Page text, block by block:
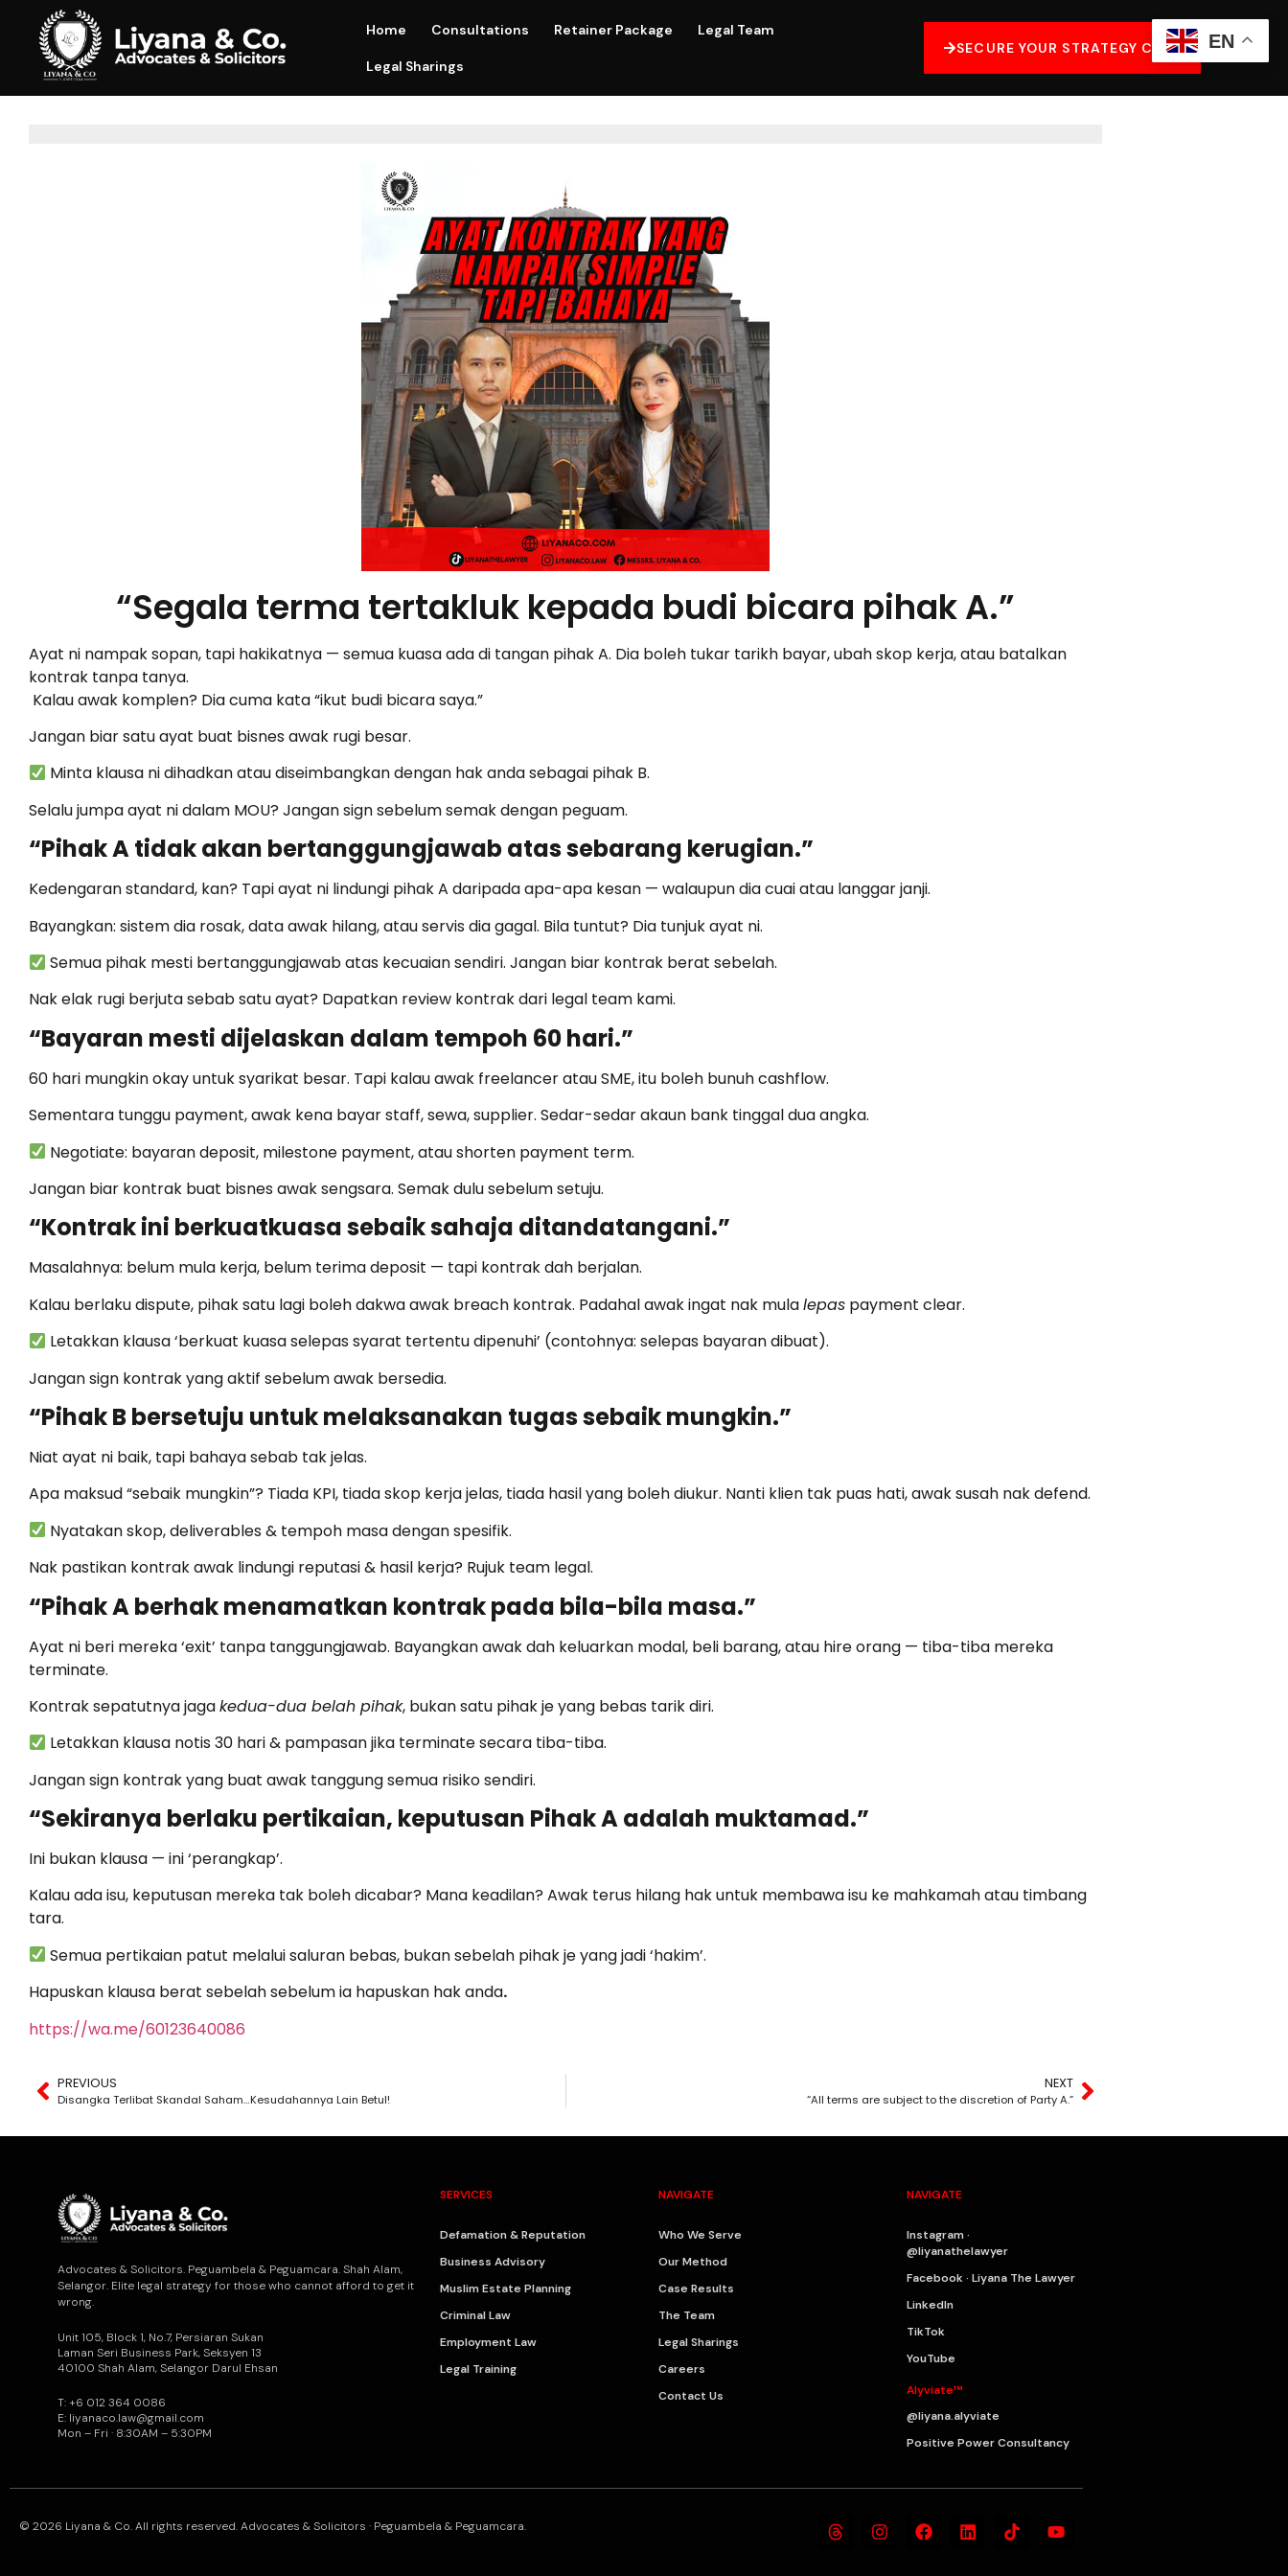
Home Consultations Retainer Package Legal Team
Legal Sharings
SECURE YOUR STRATEGY CALL
“Segala terma tertakluk kepada budi bicara pihak A.”
Ayat ni nampak sopan, tapi hakikatnya — semua kuasa ada di tangan pihak A. Dia boleh tukar tarikh bayar, ubah skop kerja, atau batalkan
kontrak tanpa tanya.
Kalau awak komplen? Dia cuma kata “ikut budi bicara saya.”
Jangan biar satu ayat buat bisnes awak rugi besar.
Minta klausa ni dihadkan atau diseimbangkan dengan hak anda sebagai pihak B.
Selalu jumpa ayat ni dalam MOU? Jangan sign sebelum semak dengan peguam.
“Pihak A tidak akan bertanggungjawab atas sebarang kerugian.”
Kedengaran standard, kan? Tapi ayat ni lindungi pihak A daripada apa-apa kesan — walaupun dia cuai atau langgar janji.
Bayangkan: sistem dia rosak, data awak hilang, atau servis dia gagal. Bila tuntut? Dia tunjuk ayat ni.
Semua pihak mesti bertanggungjawab atas kecuaian sendiri. Jangan biar kontrak berat sebelah.
Nak elak rugi berjuta sebab satu ayat? Dapatkan review kontrak dari legal team kami.
“Bayaran mesti dijelaskan dalam tempoh 60 hari.”
60 hari mungkin okay untuk syarikat besar. Tapi kalau awak freelancer atau SME, itu boleh bunuh cashflow.
Sementara tunggu payment, awak kena bayar staff, sewa, supplier. Sedar-sedar akaun bank tinggal dua angka.
Negotiate: bayaran deposit, milestone payment, atau shorten payment term.
Jangan biar kontrak buat bisnes awak sengsara. Semak dulu sebelum setuju.
“Kontrak ini berkuatkuasa sebaik sahaja ditandatangani.”
Masalahnya: belum mula kerja, belum terima deposit — tapi kontrak dah berjalan.
Kalau berlaku dispute, pihak satu lagi boleh dakwa awak breach kontrak. Padahal awak ingat nak mulalepas payment clear.
Letakkan klausa ‘berkuat kuasa selepas syarat tertentu dipenuhi’ (contohnya: selepas bayaran dibuat).
Jangan sign kontrak yang aktif sebelum awak bersedia.
“Pihak B bersetuju untuk melaksanakan tugas sebaik mungkin.”
Niat ayat ni baik, tapi bahaya sebab tak jelas.
Apa maksud “sebaik mungkin”? Tiada KPI, tiada skop kerja jelas, tiada hasil yang boleh diukur. Nanti klien tak puas hati, awak susah nak defend.
Nyatakan skop, deliverables & tempoh masa dengan spesifik.
Nak pastikan kontrak awak lindungi reputasi & hasil kerja? Rujuk team legal.
“Pihak A berhak menamatkan kontrak pada bila-bila masa.”
Ayat ni beri mereka ‘exit’ tanpa tanggungjawab. Bayangkan awak dah keluarkan modal, beli barang, atau hire orang — tiba-tiba mereka
terminate.
Kontrak sepatutnya jagakedua-dua belah pihak, bukan satu pihak je yang bebas tarik diri.
Letakkan klausa notis 30 hari & pampasan jika terminate secara tiba-tiba.
Jangan sign kontrak yang buat awak tanggung semua risiko sendiri.
“Sekiranya berlaku pertikaian, keputusan Pihak A adalah muktamad.”
Ini bukan klausa — ini ‘perangkap’.
Kalau ada isu, keputusan mereka tak boleh dicabar? Mana keadilan? Awak terus hilang hak untuk membawa isu ke mahkamah atau timbang
tara.
Semua pertikaian patut melalui saluran bebas, bukan sebelah pihak je yang jadi ‘hakim’.
Hapuskan klausa berat sebelah sebelum ia hapuskan hak anda.
https://wa.me/60123640086
PREVIOUS
Disangka Terlibat Skandal Saham…Kesudahannya Lain Betul!
NEXT
“All terms are subject to the discretion of Party A.”
Advocates & Solicitors. Peguambela & Peguamcara. Shah Alam,
Selangor. Elite legal strategy for those who cannot afford to get it
wrong.
Unit 105, Block 1, No.7, Persiaran Sukan
Laman Seri Business Park, Seksyen 13
40100 Shah Alam, Selangor Darul Ehsan
T: +6 012 364 0086
E: liyanaco.law@gmail.com
Mon – Fri · 8:30AM – 5:30PM
SERVICES
Defamation & Reputation
Business Advisory
Muslim Estate Planning
Criminal Law
Employment Law
Legal Training
NAVIGATE
Who We Serve
Our Method
Case Results
The Team
Legal Sharings
Careers
Contact Us
NAVIGATE
Instagram ·
@liyanathelawyer
Facebook · Liyana The Lawyer
LinkedIn
TikTok
YouTube
Alyviate™
@liyana.alyviate
Positive Power Consultancy
© 2026 Liyana & Co. All rights reserved. Advocates & Solicitors · Peguambela & Peguamcara.
EN